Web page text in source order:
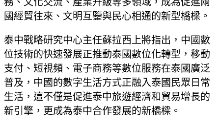
國經貿往來、文明互鑒與民心相通的新型橋樑。
泰中戰略研究中心主任蘇拉西上將指出，中國數
位技術的快速發展正推動泰國數位化轉型，移動
支付、短視頻、電子商務等數位服務在泰國廣泛
普及，中國的數字生活方式正融入泰國民眾日常
生活，這不僅是促進泰中旅遊經濟和貿易增長的
新引擎，更成為泰中合作發展的新橋樑。